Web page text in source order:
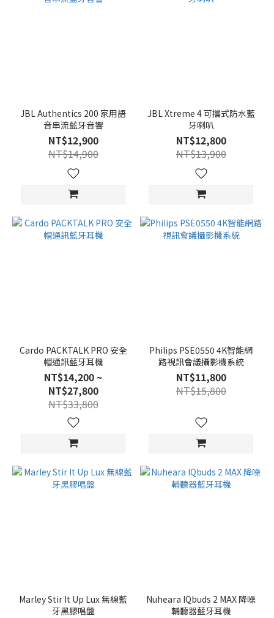
JBL Authentics 200 家用語
音串流藍牙音響
NT$12,900
NT$14,900
JBL Xtreme 4 可攜式防水藍
牙喇叭
NT$12,800
NT$13,900
Cardo PACKTALK PRO 安全
帽通訊藍牙耳機
NT$14,200 ~
NT$27,800
NT$33,800
Philips PSE0550 4K智能網
路視訊會議攝影機系統
NT$11,800
NT$15,800
Marley Stir It Up Lux 無線藍
牙黑膠唱盤
Nuheara IQbuds 2 MAX 降噪
輔聽器藍牙耳機